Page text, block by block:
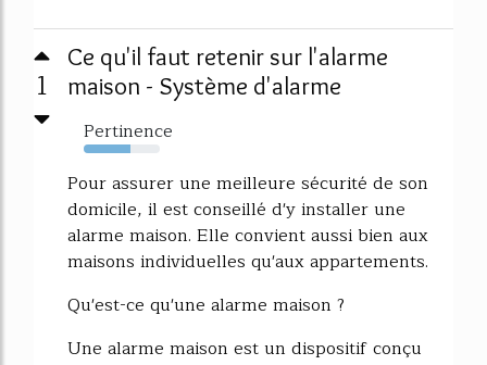
1
Ce qu'il faut retenir sur l'alarme
maison - Système d'alarme
Pertinence
61%
Pour assurer une meilleure sécurité de son
domicile, il est conseillé d'y installer une
alarme maison. Elle convient aussi bien aux
maisons individuelles qu'aux appartements.
Qu'est-ce qu'une alarme maison ?
Une alarme maison est un dispositif conçu